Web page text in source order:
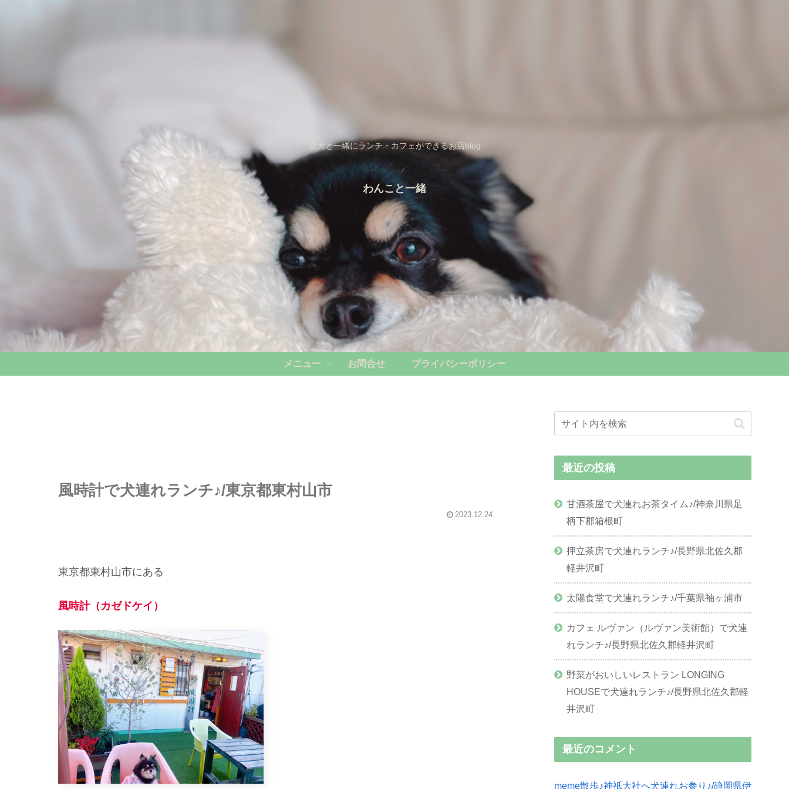
愛犬と一緒にランチ・カフェができるお店blog
わんこと一緒
メニュー お問合せ プライバシーポリシー
風時計で犬連れランチ♪/東京都東村山市
2023.12.24
東京都東村山市にある
風時計（カゼドケイ）
最近の投稿
甘酒茶屋で犬連れお茶タイム♪/神奈川県足
柄下郡箱根町
押立茶房で犬連れランチ♪/長野県北佐久郡
軽井沢町
太陽食堂で犬連れランチ♪/千葉県袖ヶ浦市
カフェ ルヴァン（ルヴァン美術館）で犬連
れランチ♪/長野県北佐久郡軽井沢町
野菜がおいしいレストラン LONGING
HOUSEで犬連れランチ♪/長野県北佐久郡軽
井沢町
最近のコメント
meme散歩♪神祇大社へ犬連れお参り♪/静岡県伊